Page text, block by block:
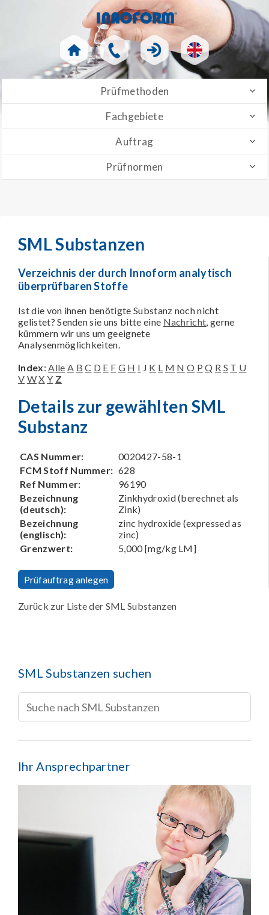
Prüfmethoden
Fachgebiete
Auftrag
Prüfnormen
SML Substanzen
Verzeichnis der durch Innoform analytisch
überprüfbaren Stoffe
Ist die von ihnen benötigte Substanz noch nicht
gelistet? Senden sie uns bitte eine Nachricht, gerne
kümmern wir uns um geeignete
Analysenmöglichkeiten.
Index:Alle A B C D E F G H I J K L M N O P Q R S T U
V WX Y Z
Details zur gewählten SML
Substanz
CAS Nummer:
0020427-58-1
FCM Stoff Nummer: 628
Ref Nummer:
96190
Bezeichnung
(deutsch):
Zinkhydroxid (berechnet als
Zink)
Bezeichnung
(englisch):
zinc hydroxide (expressed as
zinc)
Grenzwert:
5,000 [mg/kg LM]
Prüfauftrag anlegen
Zurück zur Liste der SML Substanzen
SML Substanzen suchen
Ihr Ansprechpartner